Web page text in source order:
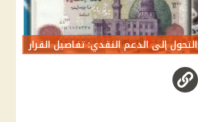
التحول إلى الدعم النقدي: تفاصيل القرار